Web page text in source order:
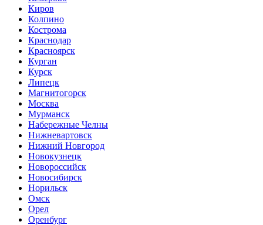
Киров
Колпино
Кострома
Краснодар
Красноярск
Курган
Курск
Липецк
Магнитогорск
Москва
Мурманск
Набережные Челны
Нижневартовск
Нижний Новгород
Новокузнецк
Новороссийск
Новосибирск
Норильск
Омск
Орел
Оренбург